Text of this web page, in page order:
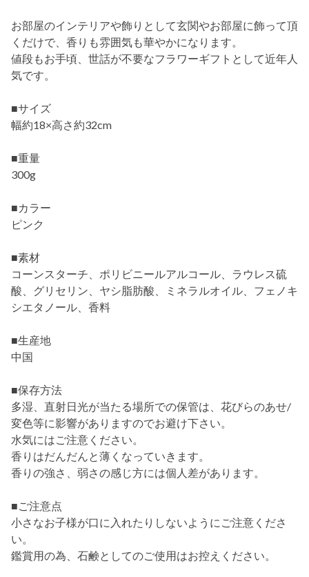
お部屋のインテリアや飾りとして玄関やお部屋に飾って頂
くだけで、香りも雰囲気も華やかになります。
値段もお手頃、世話が不要なフラワーギフトとして近年人
気です。
■サイズ
幅約18×高さ約32cm
■重量
300g
■カラー
ピンク
■素材
コーンスターチ、ポリビニールアルコール、ラウレス硫
酸、グリセリン、ヤシ脂肪酸、ミネラルオイル、フェノキ
シエタノール、香料
■生産地
中国
■保存方法
多湿、直射日光が当たる場所での保管は、花びらのあせ/
変色等に影響がありますのでお避け下さい。
水気にはご注意ください。
香りはだんだんと薄くなっていきます。
香りの強さ、弱さの感じ方には個人差があります。
■ご注意点
小さなお子様が口に入れたりしないようにご注意くださ
い。
鑑賞用の為、石鹸としてのご使用はお控えください。